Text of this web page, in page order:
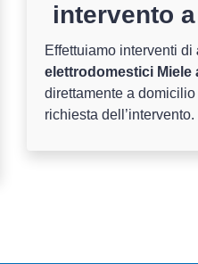
intervento
Effettuiamo interventi di
elettrodomestici Miele
direttamente a
richiesta dell’intervento.